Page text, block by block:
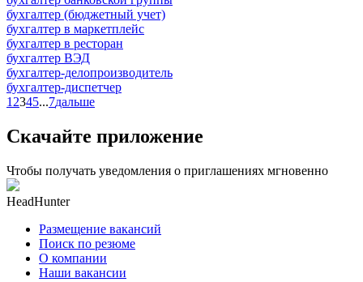
бухгалтер (бюджетный учет)
бухгалтер в маркетплейс
бухгалтер в ресторан
бухгалтер ВЭД
бухгалтер-делопроизводитель
бухгалтер-диспетчер
1 2345...7дальше
Скачайте приложение
Чтобы получать уведомления о приглашениях мгновенно
HeadHunter
Размещение вакансий
Поиск по резюме
О компании
Наши вакансии